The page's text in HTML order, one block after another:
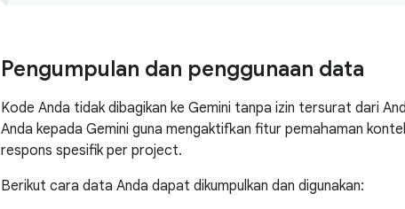
Pengumpulan dan penggunaan data
Kode Anda tidak dibagikan ke Gemini tanpa izin tersurat dari
Anda kepada Gemini guna mengaktifkan fitur pemahaman
respons spesifik per project.
Berikut cara data Anda dapat dikumpulkan dan digunakan: